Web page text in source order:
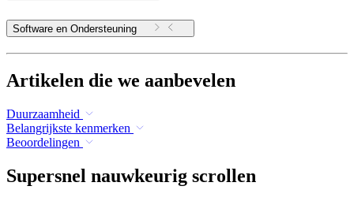
Software en Ondersteuning
Artikelen die we aanbevelen
Duurzaamheid
Belangrijkste kenmerken
Beoordelingen
Supersnel nauwkeurig scrollen